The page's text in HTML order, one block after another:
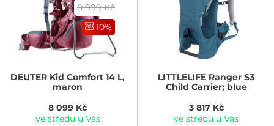
8 999 Kč
10%
DEUTER Kid Comfort 14 L,
maron
8 099 Kč
ve středu u Vás
LITTLELIFE Ranger S3
Child Carrier; blue
3 817 Kč
ve středu u Vás